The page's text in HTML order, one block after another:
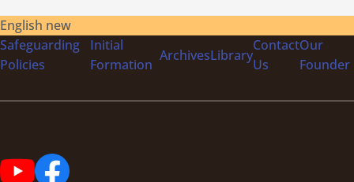
English new
Safeguarding
Policies
Initial
Formation
ArchivesLibrary
Contact
Us
Our
Founder